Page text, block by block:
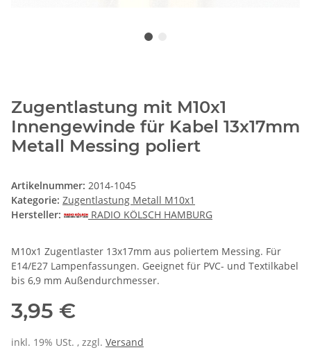
Zugentlastung mit M10x1
Innengewinde für Kabel 13x17mm
Metall Messing poliert
Artikelnummer: 2014-1045
Kategorie: Zugentlastung Metall M10x1
Hersteller:
RADIO KÖLSCH HAMBURG
M10x1 Zugentlaster 13x17mm aus poliertem Messing. Für
E14/E27 Lampenfassungen. Geeignet für PVC- und Textilkabel
bis 6,9 mm Außendurchmesser.
3,95 €
inkl. 19% USt. , zzgl. Versand